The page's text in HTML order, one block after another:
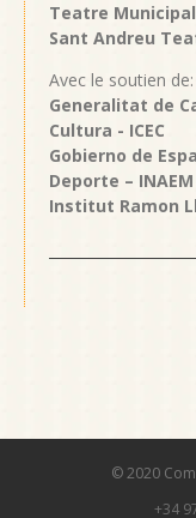
Teatre
Sant Andreu
Avec le soutien de:
Generalitat de
Cultura - ICEC
Gobierno de
Deporte – INAEM
Institut Ramon
© 2020
+34